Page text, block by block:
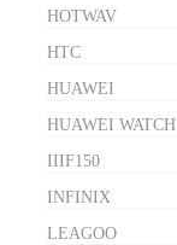
HOTWAV
HTC
HUAWEI
HUAWEI WATCH
IIIF150
INFINIX
LEAGOO